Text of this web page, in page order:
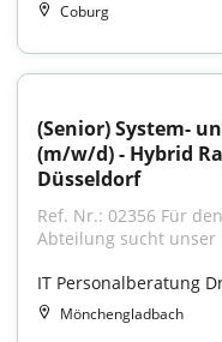
Coburg
(Senior) System-
(m/w/d) - Hybrid
Düsseldorf
Ref. Nr.: 02356 Für
Abteilung sucht
IT Personalberatung
Mönchengladbach